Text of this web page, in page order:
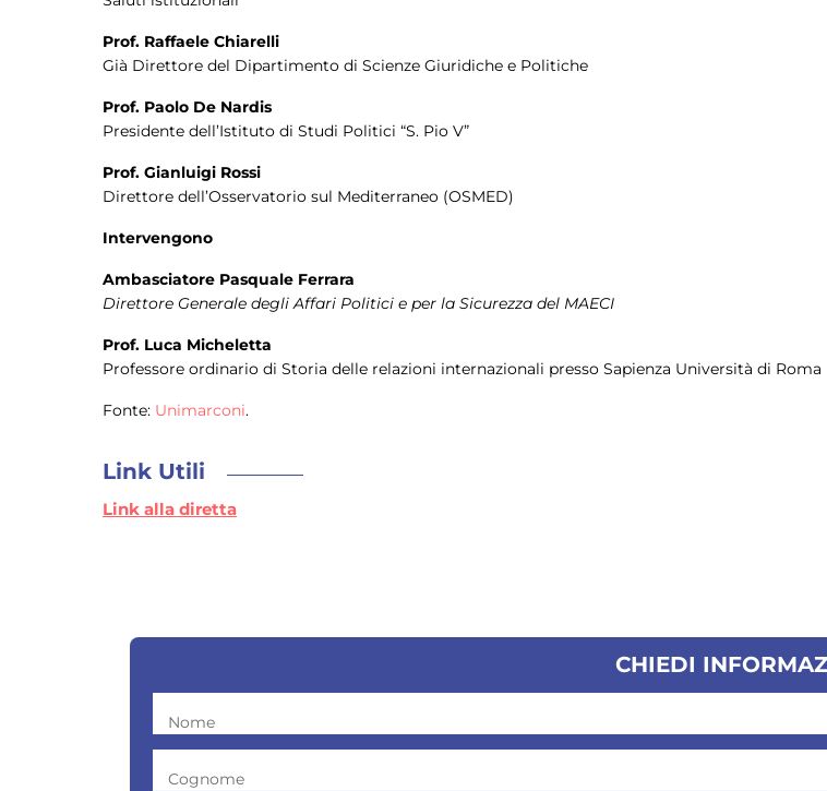
Prof. Raffaele Chiarelli
Già Direttore del Dipartimento di Scienze Giuridiche e Politiche
Prof. Paolo De Nardis
Presidente dell’Istituto di Studi Politici “S. Pio V”
Prof. Gianluigi Rossi
Direttore dell’Osservatorio sul Mediterraneo (OSMED)
Intervengono
Ambasciatore Pasquale Ferrara
Direttore Generale degli Affari Politici e per la Sicurezza del MAECI
Prof. Luca Micheletta
Professore ordinario di Storia delle relazioni internazionali presso Sapienza Università di Roma
Fonte: Unimarconi.
Link Utili
Link alla diretta
CHIEDI
Nome
Cognome